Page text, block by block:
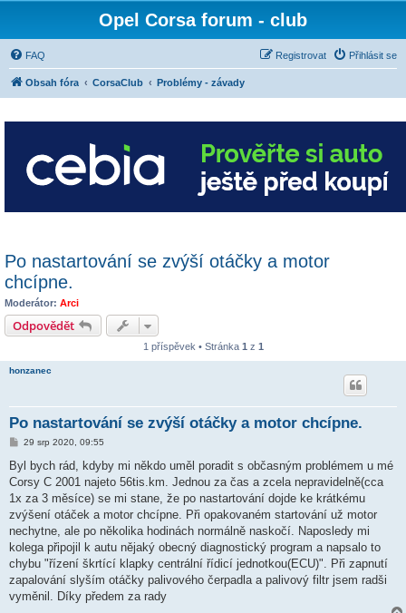
Opel Corsa forum - club
FAQ Přihlásit se
Registrovat
Obsah fóra CorsaClub Problémy - závady
Po nastartování se zvýší otáčky a motor
chcípne.
Moderátor: Arci
Odpovědět
1 příspěvek • Stránka 1 z 1
honzanec
Po nastartování se zvýší otáčky a motor chcípne.
P
í
s
p
ě
e
k
29 srp 2020, 09:55
Byl bych rád, kdyby mi někdo uměl poradit s občasným problémem u mé
Corsy C 2001 najeto 56tis.km. Jednou za čas a zcela nepravidelně(cca
1x za 3 měsíce) se mi stane, že po nastartování dojde ke krátkému
zvýšení otáček a motor chcípne. Při opakovaném startování už motor
nechytne, ale po několika hodinách normálně naskočí. Naposledy mi
kolega připojil k autu nějaký obecný diagnostický program a napsalo to
chybu "řízení škrtící klapky centrální řídicí jednotkou(ECU)". Při zapnutí
zapalování slyším otáčky palivového čerpadla a palivový filtr jsem radši
vyměnil. Díky předem za rady